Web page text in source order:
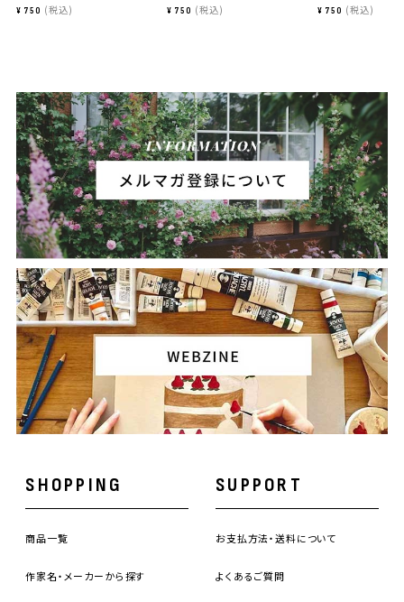
¥ 750 税込 ¥ 750 税込 ¥ 750 税込
SHOPPING
商品一覧
作家名・メーカーから探す
SUPPORT
お支払方法・送料について
よくあるご質問